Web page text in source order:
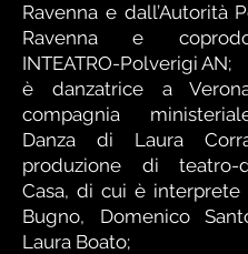
Ravenna e dall’Autorità
Ravenna e
INTEATRO-Polverigi AN;
è danzatrice a
compagnia
Danza di Laura
produzione di teatro-
Casa, di cui è interprete
Bugno, Domenico
Laura Boato;